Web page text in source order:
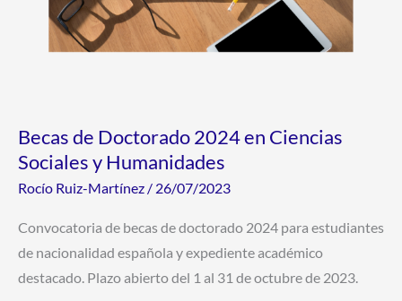
Becas de Doctorado 2024 en Ciencias
Sociales y Humanidades
Rocío Ruiz-Martínez / 26/07/2023
Convocatoria de becas de doctorado 2024 para estudiantes
de nacionalidad española y expediente académico
destacado. Plazo abierto del 1 al 31 de octubre de 2023.
Humanidades